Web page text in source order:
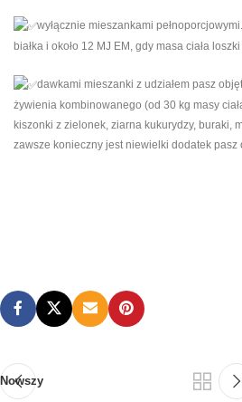
wyłącznie mieszankami
białka i około 12 MJ EM, gdy masa ciała
dawkami mieszanki z udziałem pasz
żywienia kombinowanego (od 30 kg masy
kiszonki z zielonek, ziarna kukurydzy, buraki,
zawsze konieczny jest niewielki dodatek pasz
Nowszy